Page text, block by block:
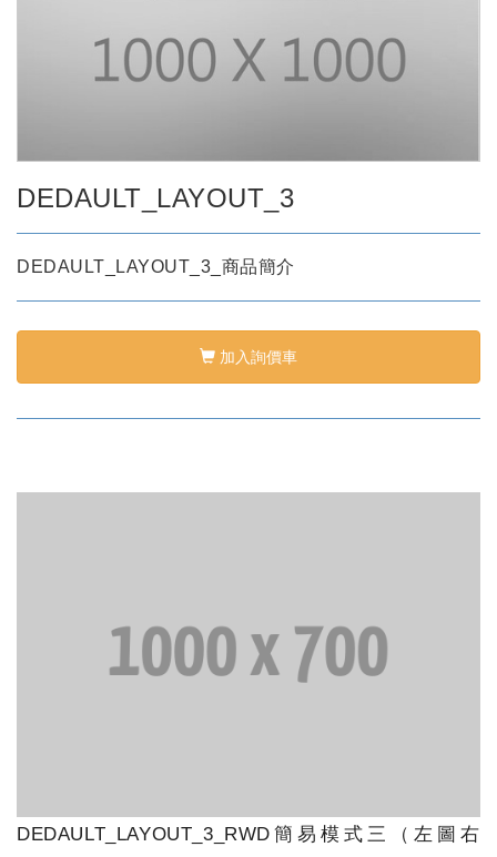
DEDAULT_LAYOUT_3
DEDAULT_LAYOUT_3_商品簡介
加入詢價車
DEDAULT_LAYOUT_3_RWD簡易模式三（左圖右